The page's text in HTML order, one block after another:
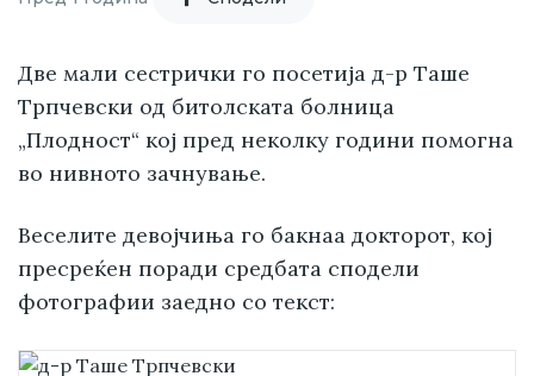
Две мали сестрички го посетија д-р Таше
Трпчевски од битолската болница
„Плодност“ кој пред неколку години помогна
во нивното зачнување.
Веселите девојчиња го бакнаа докторот, кој
пресреќен поради средбата сподели
фотографии заедно со текст: